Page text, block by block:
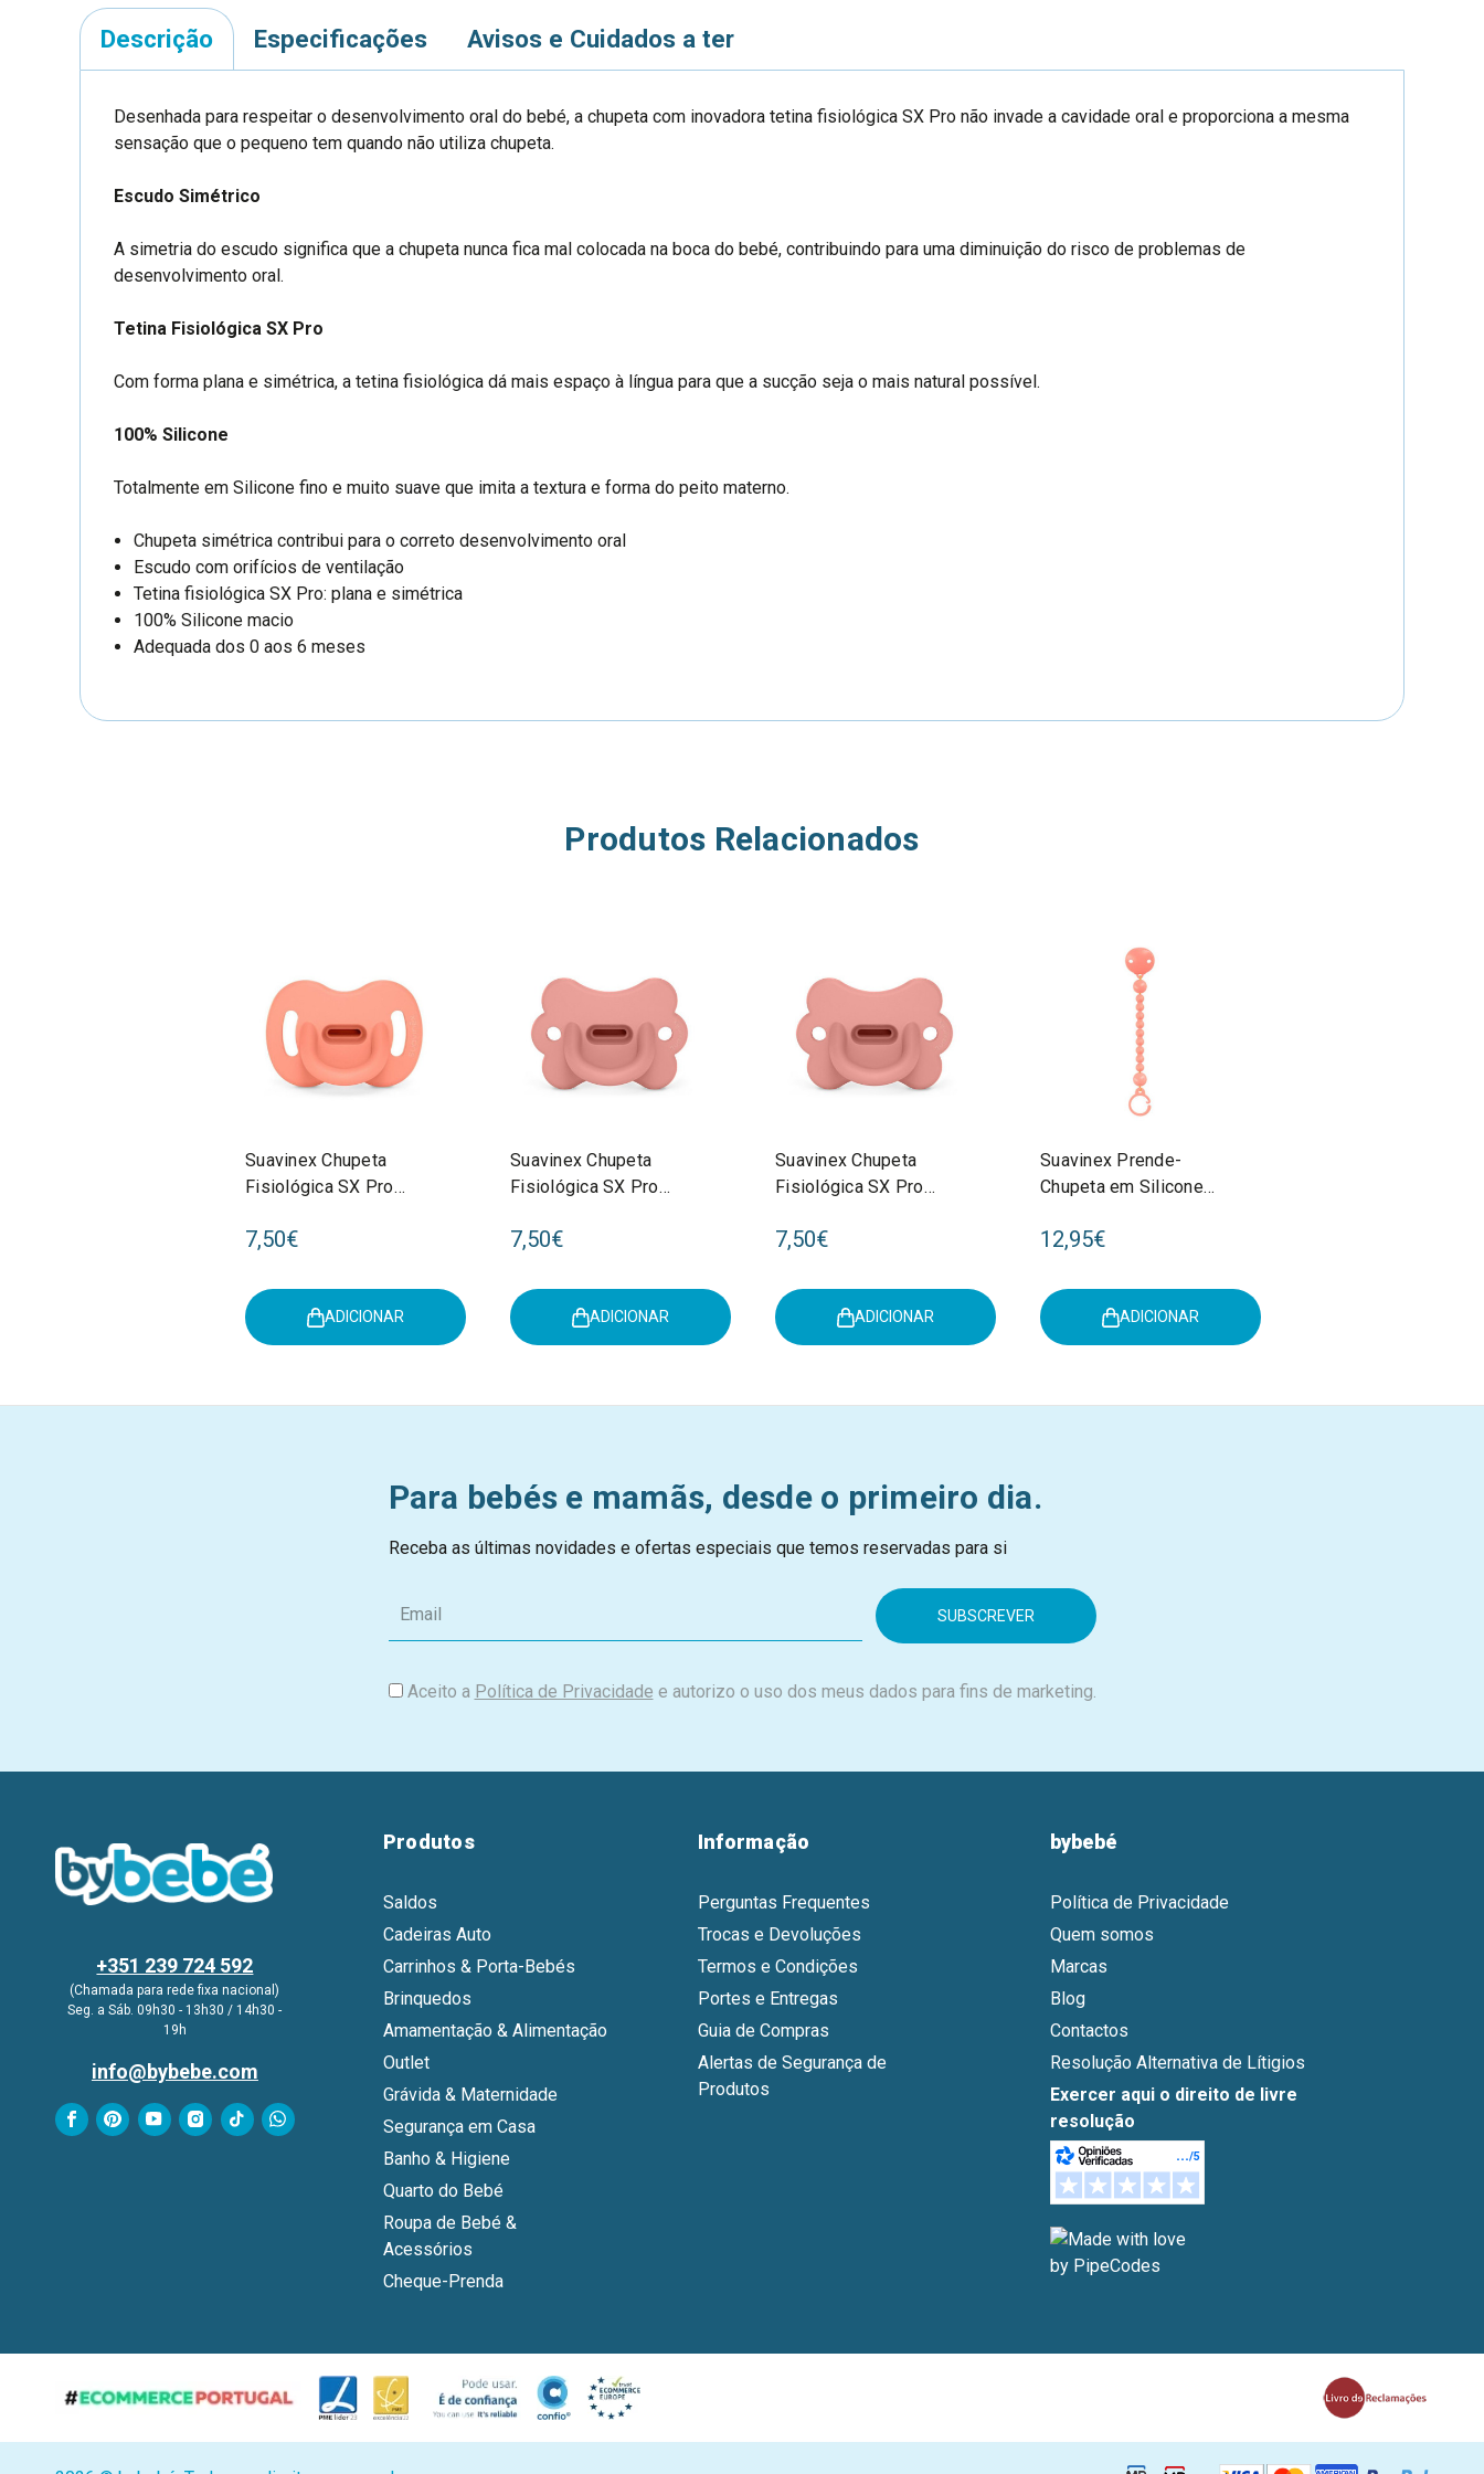
Descrição Especificações Avisos e Cuidados a ter
Desenhada para respeitar o desenvolvimento oral do bebé, a chupeta com inovadora tetina fisiológica SX Pro não invade a cavidade oral e proporciona a mesma
sensação que o pequeno tem quando não utiliza chupeta.
Escudo Simétrico
A simetria do escudo significa que a chupeta nunca fica mal colocada na boca do bebé, contribuindo para uma diminuição do risco de problemas de
desenvolvimento oral.
Tetina Fisiológica SX Pro
Com forma plana e simétrica, a tetina fisiológica dá mais espaço à língua para que a sucção seja o mais natural possível.
100% Silicone
Totalmente em Silicone fino e muito suave que imita a textura e forma do peito materno.
Chupeta simétrica contribui para o correto desenvolvimento oral
Escudo com orifícios de ventilação
Tetina fisiológica SX Pro: plana e simétrica
100% Silicone macio
Adequada dos 0 aos 6 meses
Produtos Relacionados
Suavinex Chupeta
Fisiológica SX Pro
Peach Pink 6-18M
7,50€
ADICIONAR
Suavinex Chupeta
Fisiológica SX Pro
Butterfly Peach Pink 0-
7,50€
ADICIONAR
Suavinex Chupeta
Fisiológica SX Pro
Butterfly Peach Pink 6-
7,50€
ADICIONAR
Suavinex Prende-
Chupeta em Silicone
Pink
12,95€
ADICIONAR
Para bebés e mamãs, desde o primeiro dia.
Receba as últimas novidades e ofertas especiais que temos reservadas para si
m
i
Aceito a Política de Privacidade e autorizo o uso dos meus dados para fins de marketing.
+351 239 724 592
(Chamada para rede fixa nacional)
Seg. a Sáb. 09h30 - 13h30 / 14h30 -
19h
info@bybebe.com
Produtos
Saldos
Cadeiras Auto
Carrinhos & Porta-Bebés
Brinquedos
Amamentação & Alimentação
Outlet
Grávida & Maternidade
Segurança em Casa
Banho & Higiene
Quarto do Bebé
Roupa de Bebé &
Acessórios
Cheque-Prenda
Informação
Perguntas Frequentes
Trocas e Devoluções
Termos e Condições
Portes e Entregas
Guia de Compras
Alertas de Segurança de
Produtos
bybebé
Política de Privacidade
Quem somos
Marcas
Blog
Contactos
Resolução Alternativa de Lítigios
Exercer aqui o direito de livre
resolução